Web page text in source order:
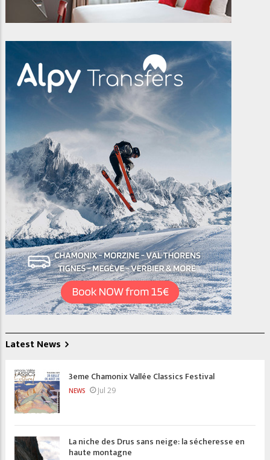
Latest News
3eme Chamonix Vallée Classics Festival
NEWS Jul 29
La niche des Drus sans neige: la sécheresse en
haute montagne